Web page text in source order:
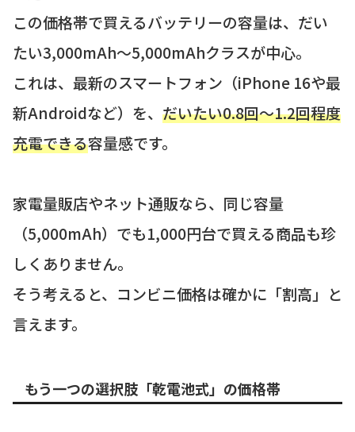
この価格帯で買えるバッテリーの容量は、だい
たい3,000mAh〜5,000mAhクラスが中心。
これは、最新のスマートフォン（iPhone 16や最
新Androidなど）を、 だいたい0.8回〜1.2回程度
充電できる容量感です。
家電量販店やネット通販なら、同じ容量
（5,000mAh）でも1,000円台で買える商品も珍
しくありません。
そう考えると、コンビニ価格は確かに「割高」と
言えます。
もう一つの選択肢「乾電池式」の価格帯